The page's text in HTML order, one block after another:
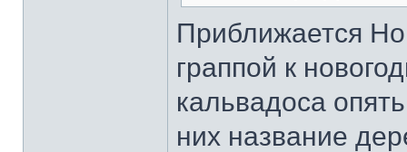
Приближается
граппой к
кальвадоса
них название